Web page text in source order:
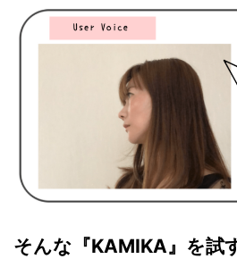
そんな『KAMIKA』を試